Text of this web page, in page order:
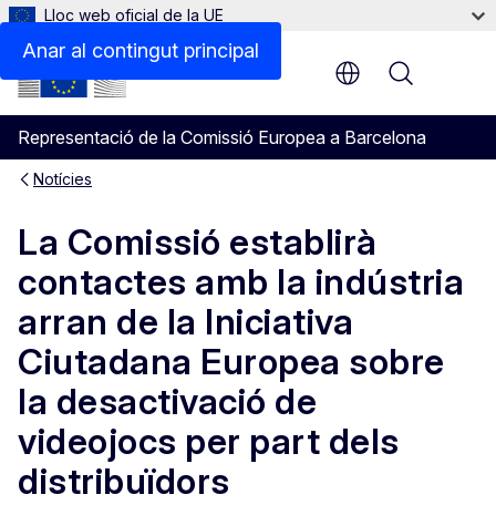
Anar al contingut principal
Lloc web oficial de la UE
Representació de la Comissió Europea a Barcelona
Menu
Notícies
La Comissió establirà
contactes amb la indústria
arran de la Iniciativa
Ciutadana Europea sobre
la desactivació de
videojocs per part dels
distribuïdors